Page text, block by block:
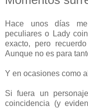
Hace unos días
peculiares o Lady
exacto, pero
Aunque no es para
Y en ocasiones como
Si fuera un
coincidencia (y